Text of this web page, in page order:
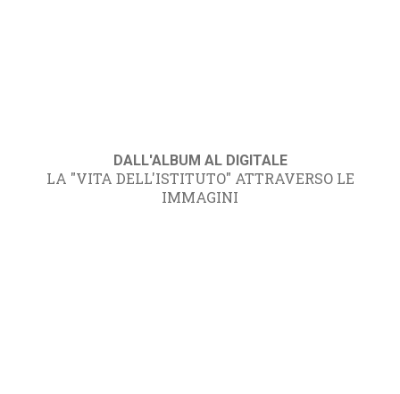
DALL'ALBUM AL DIGITALE
LA "VITA DELL'ISTITUTO" ATTRAVERSO LE
IMMAGINI